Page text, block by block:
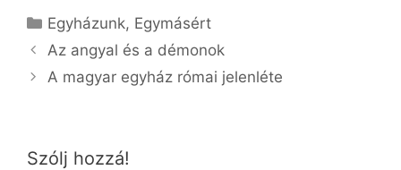
Kategória
Egyházunk, Egymásért
Az angyal és a démonok
A magyar egyház római jelenléte
Szólj hozzá!